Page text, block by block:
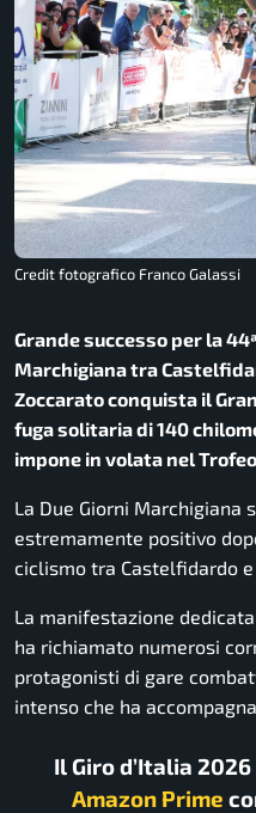
Credit fotografico Franco Galassi
Grande successo per la
Marchigiana tra
Zoccarato conquista il
fuga solitaria di 140
impone in volata nel
La Due Giorni Marchigiana
estremamente positivo
ciclismo tra Castelfidardo
La manifestazione
ha richiamato numerosi
protagonisti di gare
intenso che ha
Il Giro d’Italia
Amazon Prime